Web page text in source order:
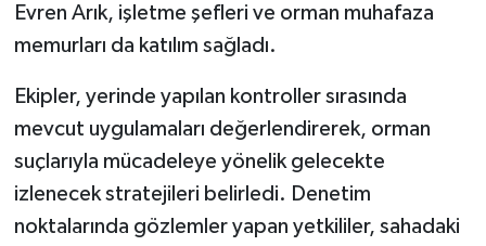
Evren Arık, işletme şefleri ve orman muhafaza
memurları da katılım sağladı.
Ekipler, yerinde yapılan kontroller sırasında
mevcut uygulamaları değerlendirerek, orman
suçlarıyla mücadeleye yönelik gelecekte
izlenecek stratejileri belirledi. Denetim
noktalarında gözlemler yapan yetkililer, sahadaki